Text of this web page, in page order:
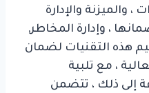
والميزنة والإدارة
، وإدارة المخاطر,
هذه التقنيات لضمان
، مع تلبية
إلى ذلك ، تتضمن